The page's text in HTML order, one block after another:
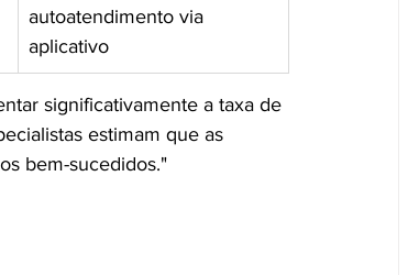
autoatendimento via
aplicativo
significativamente a taxa de
estimam que as
bem-sucedidos."